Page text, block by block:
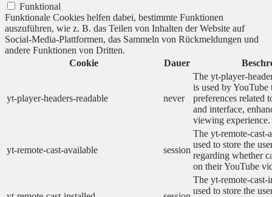
Funktional
Funktionale Cookies helfen dabei, bestimmte Funktionen
auszuführen, wie z. B. das Teilen von Inhalten der Website auf
Social-Media-Plattformen, das Sammeln von Rückmeldungen und
andere Funktionen von Dritten.
Cookie
Dauer
yt-player-headers-readable never
The yt-player-
is used by YouTube
preferences related
and interface,
viewing experience.
yt-remote-cast-available session
The yt-remote-cast-
used to store the
regarding whether
on their YouTube
The yt-remote-cast-
used to store the